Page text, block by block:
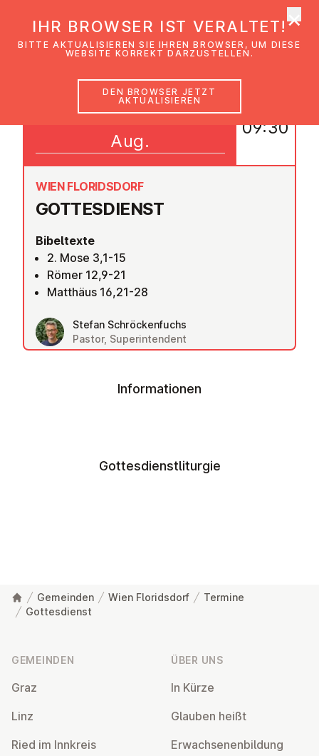
GOT­TES­DIENST
WIEN FLORIDSDORF
Bibeltexte
2. Mose 3,1-15
Römer 12,9-21
Matthäus 16,21-28
Stefan Schröckenfuchs
Pastor, Superintendent
30
Aug.
09:30
Informationen
Gottesdienstliturgie
Gemeinden Wien Floridsdorf
Termine
Gottesdienst
GEMEINDEN
Graz
Linz
Ried im Innkreis
ÜBER UNS
In Kürze
Glauben heißt
Er­wach­se­nen­bil­dung
IHR BROWSER IST VERALTET!
BITTE AKTUALISIEREN SIE IHREN BROWSER, UM DIESE
WEBSITE KORREKT DARZUSTELLEN.
DEN BROWSER JETZT
AKTUALISIEREN
×